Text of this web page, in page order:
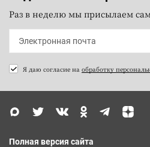
Раз в неделю мы присылаем
Я даю согласие на обработку
Полная версия сайта